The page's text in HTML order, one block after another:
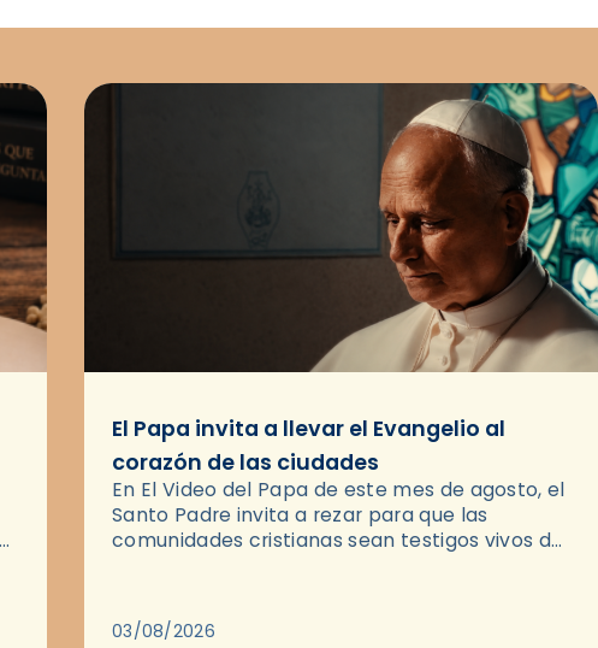
El Papa invita a llevar el Evangelio al
corazón de las ciudades
En El Video del Papa de este mes de agosto, el
Santo Padre invita a rezar para que las
comunidades cristianas sean testigos vivos del
03/08/2026